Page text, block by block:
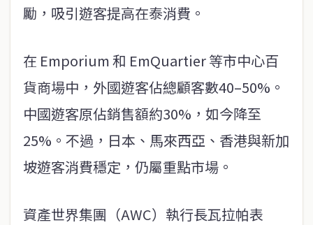
勵，吸引遊客提高在泰消費。
在 Emporium 和 EmQuartier 等市中心百
貨商場中，外國遊客佔總顧客數40–50%。
中國遊客原佔銷售額約30%，如今降至
25%。不過，日本、馬來西亞、香港與新加
坡遊客消費穩定，仍屬重點市場。
資產世界集團（AWC）執行長瓦拉帕表